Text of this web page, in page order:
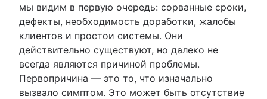
мы видим в первую очередь: сорванные сроки,
дефекты, необходимость доработки, жалобы
клиентов и простои системы. Они
действительно существуют, но далеко не
всегда являются причиной проблемы.
Первопричина — это то, что изначально
вызвало симптом. Это может быть отсутствие